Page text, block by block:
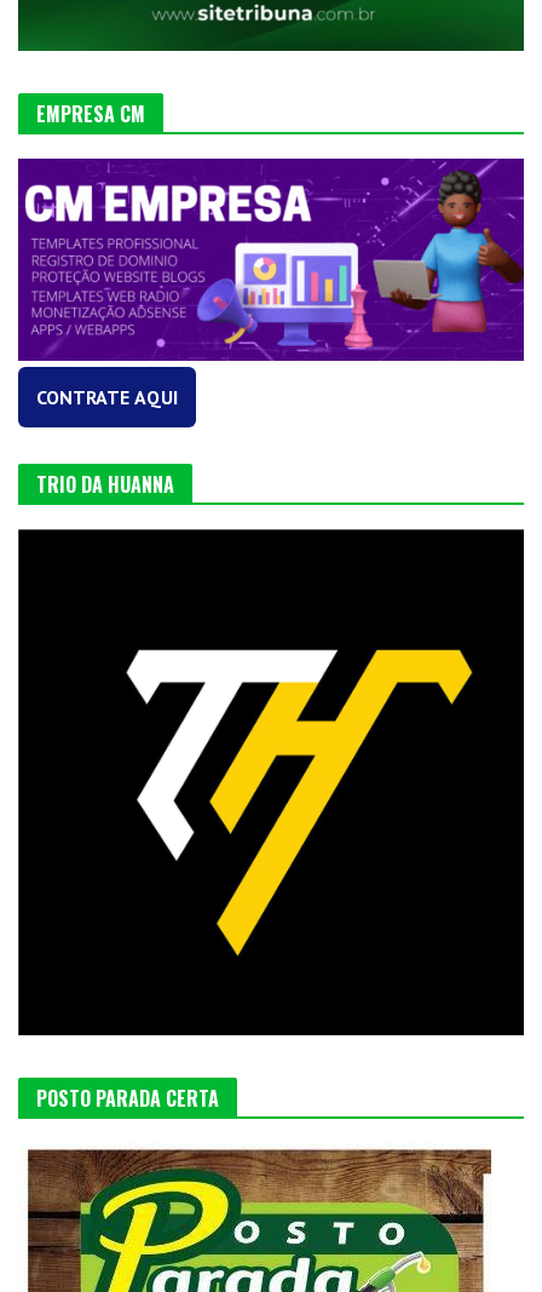
EMPRESA CM
CONTRATE AQUI
TRIO DA HUANNA
POSTO PARADA CERTA